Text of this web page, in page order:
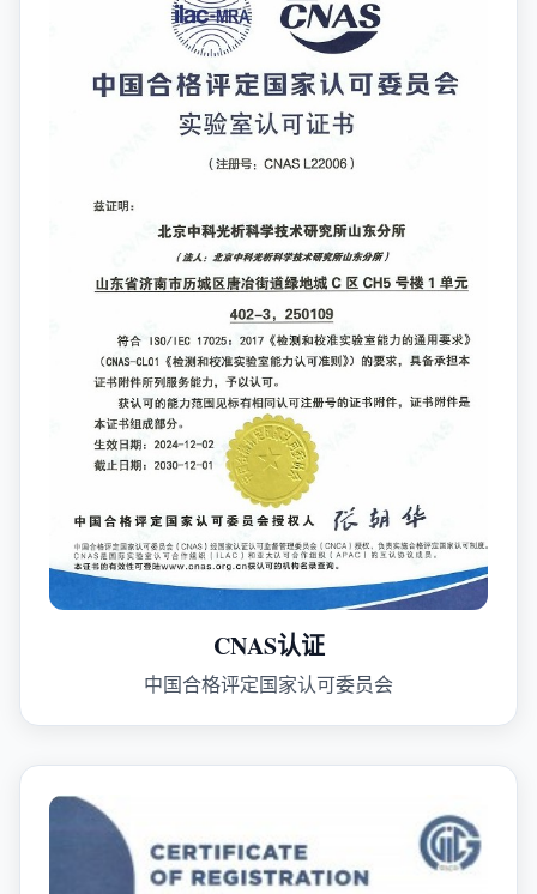
CNAS认证
中国合格评定国家认可委员会